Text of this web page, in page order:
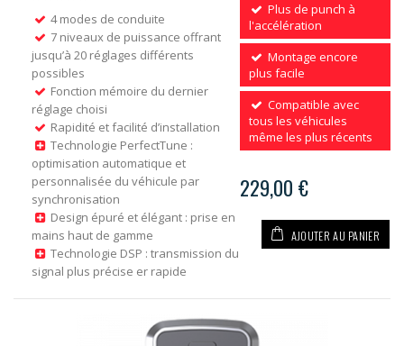
4 modes de conduite
7 niveaux de puissance offrant
jusqu’à 20 réglages différents
possibles
Fonction mémoire du dernier
réglage choisi
Rapidité et facilité d’installation
Technologie PerfectTune :
optimisation automatique et
personnalisée du véhicule par
synchronisation
Design épuré et élégant : prise en
mains haut de gamme
Technologie DSP : transmission du
signal plus précise er rapide
Plus de punch à
l'accélération
Montage encore
plus facile
Compatible avec
tous les véhicules
même les plus récents
229,00 €
AJOUTER AU PANIER